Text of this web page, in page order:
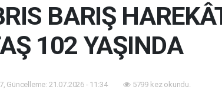
BARIŞ
102 YAŞINDA
Güncelleme: 21.07.2026 - 11:34 5799 kez okundu.